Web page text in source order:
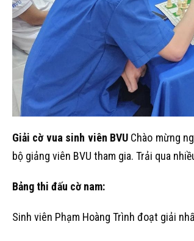
Giải cờ vua sinh viên BVUChào mừng
bộ giảng viên BVU tham gia. Trải qua
Bảng thi đấu cờ nam:
Sinh viên Phạm Hoàng Trình đoạt giải